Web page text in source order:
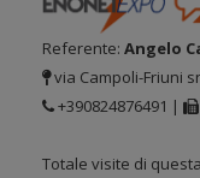
Referente: Angelo
via Campoli-Friuni
+390824876491 |
Totale visite di